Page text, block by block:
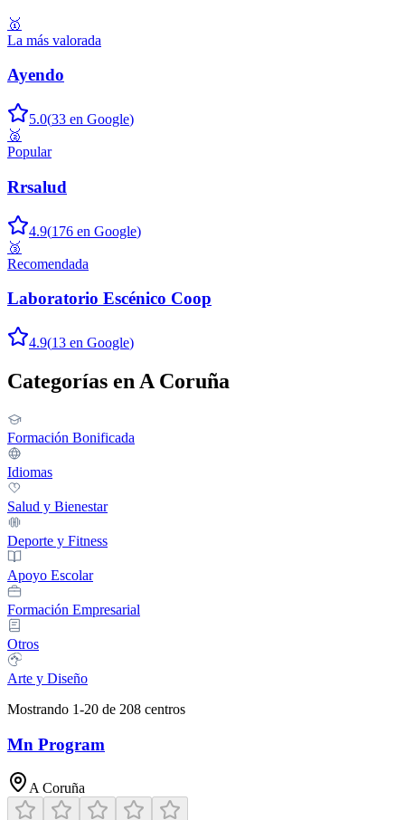
🥇
La más valorada
Ayendo
5.0(33 en Google)
🥈
Popular
Rrsalud
4.9(176 en Google)
🥉
Recomendada
Laboratorio Escénico Coop
4.9(13 en Google)
Categorías en A Coruña
Formación Bonificada
Idiomas
Salud y Bienestar
Deporte y Fitness
Apoyo Escolar
Formación Empresarial
Otros
Arte y Diseño
Mostrando 1-20 de 208 centros
Mn Program
A Coruña